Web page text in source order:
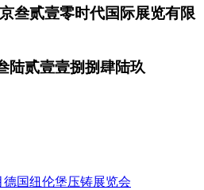
叁贰壹零时代国际展览有限
陆贰壹壹捌捌肆陆玖
德国纽伦堡压铸展览会